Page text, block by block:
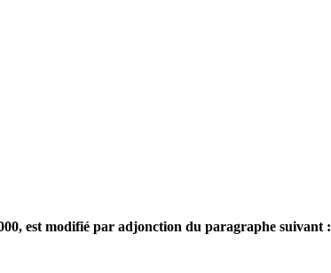
est modifié par adjonction du paragraphe suivant :